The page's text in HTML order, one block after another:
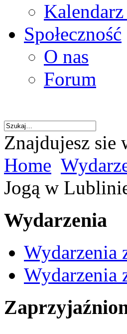
Społeczność
O nas
Forum
Znajdujesz sie
Home
Jogą w
Wydarzenia
Wydarzenia
Wydarzenia